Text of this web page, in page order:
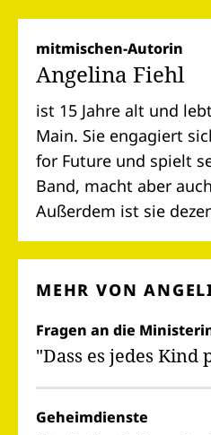
mitmischen-Autorin
Angelina Fiehl
ist 15 Jahre alt und
Main. Sie engagiert
for Future und spielt
Band, macht aber
Außerdem ist sie
MEHR VON
Fragen an die
"Dass es jedes Kind
Geheimdienste